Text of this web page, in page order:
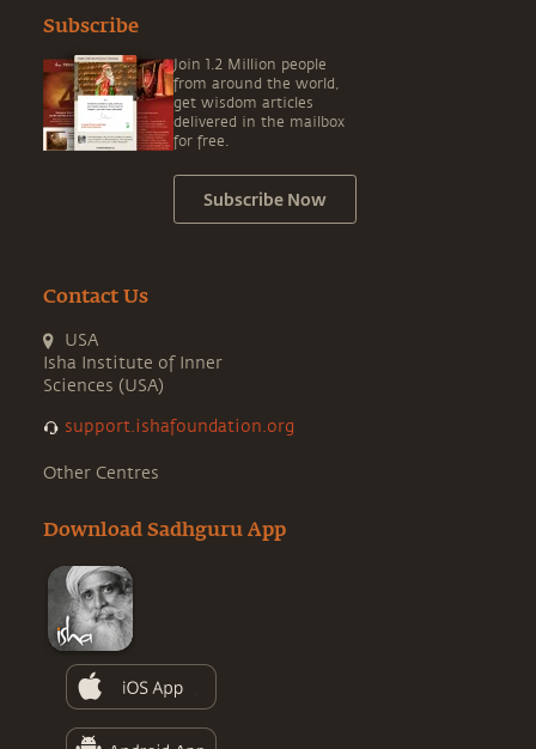
Subscribe
Join 1.2 Million people
from around the world,
get wisdom articles
delivered in the mailbox
for free.
Subscribe Now
Contact Us
USA
Isha Institute of Inner
Sciences (USA)
support.ishafoundation.org
Other Centres
Download Sadhguru App